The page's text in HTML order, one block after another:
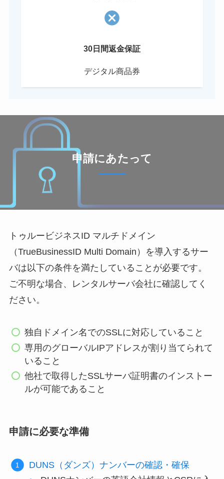
30日間返金保証
デジタル商品券
申請にあたって
トゥルービジネスID マルチドメイン
（TrueBusinessID Multi Domain）を導入するサー
バは以下の条件を満たしていることが必要です。
ご不明な場合、レンタルサーバ会社に確認してく
ださい。
独自ドメイン名でのSSLに対応していること
専用のグローバルIPアドレスが割り当てられて
いること
他社で取得したSSLサーバ証明書のインストー
ルが可能であること
申請に必要な準備
DUNS（ダンズ）ナンバーの確認・確保